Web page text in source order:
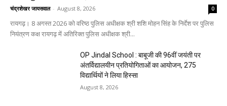
चंद्रशेखर जायसवाल - August 8, 2026 0
रायगढ़। 8 अगस्त 2026 को वरिष्ठ पुलिस अधीक्षक श्री शशि मोहन सिंह के निर्देश पर पुलिस
नियंत्रण कक्ष रायगढ़ में अतिरिक्त पुलिस अधीक्षक श्री...
OP Jindal School : बाबूजी की 96वीं जयंती पर
अंतर्विद्यालयीन प्रतियोगिताओं का आयोजन, 275
विद्यार्थियों ने लिया हिस्सा
August 8, 2026